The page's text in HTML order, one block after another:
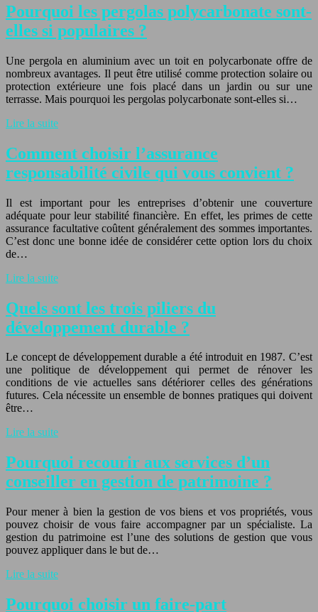
Pourquoi les pergolas polycarbonate sont-
elles si populaires ?
Une pergola en aluminium avec un toit en polycarbonate offre de
nombreux avantages. Il peut être utilisé comme protection solaire ou
protection extérieure une fois placé dans un jardin ou sur une
terrasse. Mais pourquoi les pergolas polycarbonate sont-elles si…
Lire la suite
Comment choisir l’assurance
responsabilité civile qui vous convient ?
Il est important pour les entreprises d’obtenir une couverture
adéquate pour leur stabilité financière. En effet, les primes de cette
assurance facultative coûtent généralement des sommes importantes.
C’est donc une bonne idée de considérer cette option lors du choix
de…
Lire la suite
Quels sont les trois piliers du
développement durable ?
Le concept de développement durable a été introduit en 1987. C’est
une politique de développement qui permet de rénover les
conditions de vie actuelles sans détériorer celles des générations
futures. Cela nécessite un ensemble de bonnes pratiques qui doivent
être…
Lire la suite
Pourquoi recourir aux services d’un
conseiller en gestion de patrimoine ?
Pour mener à bien la gestion de vos biens et vos propriétés, vous
pouvez choisir de vous faire accompagner par un spécialiste. La
gestion du patrimoine est l’une des solutions de gestion que vous
pouvez appliquer dans le but de…
Lire la suite
Pourquoi choisir un faire-part